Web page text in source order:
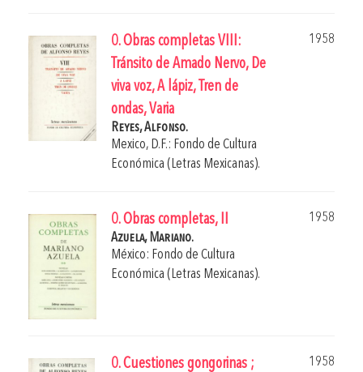
0. Obras completas VIII:
Tránsito de Amado Nervo, De
viva voz, A lápiz, Tren de
ondas, Varia
1958
Reyes, Alfonso.
Mexico, D.F.: Fondo de Cultura
Económica (Letras Mexicanas).
0. Obras completas, II
1958
Azuela, Mariano.
México: Fondo de Cultura
Económica (Letras Mexicanas).
0. Cuestiones gongorinas ;
1958